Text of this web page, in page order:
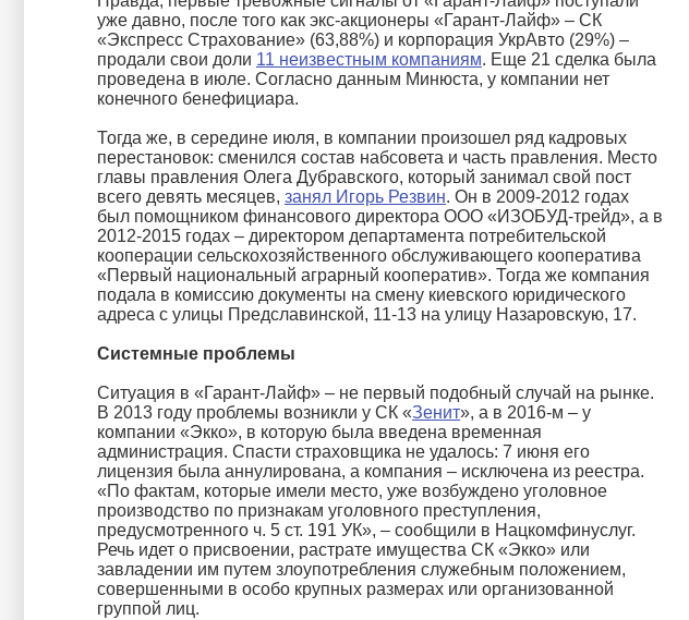
уже давно, после того как экс-акционеры «Гарант-Лайф» – СК
«Экспресс Страхование» (63,88%) и корпорация УкрАвто (29%) –
продали свои доли 11 неизвестным компаниям. Еще 21 сделка была
проведена в июле. Согласно данным Минюста, у компании нет
конечного бенефициара.
Тогда же, в середине июля, в компании произошел ряд кадровых
перестановок: сменился состав набсовета и часть правления. Место
главы правления Олега Дубравского, который занимал свой пост
всего девять месяцев, занял Игорь Резвин. Он в 2009-2012 годах
был помощником финансового директора ООО «ИЗОБУД-трейд», а в
2012-2015 годах – директором департамента потребительской
кооперации сельскохозяйственного обслуживающего кооператива
«Первый национальный аграрный кооператив». Тогда же компания
подала в комиссию документы на смену киевского юридического
адреса с улицы Предславинской, 11-13 на улицу Назаровскую, 17.
Системные проблемы
Ситуация в «Гарант-Лайф» – не первый подобный случай на рынке.
В 2013 году проблемы возникли у СК «Зенит», а в 2016-м – у
компании «Экко», в которую была введена временная
администрация. Спасти страховщика не удалось: 7 июня его
лицензия была аннулирована, а компания – исключена из реестра.
«По фактам, которые имели место, уже возбуждено уголовное
производство по признакам уголовного преступления,
предусмотренного ч. 5 ст. 191 УК», – сообщили в Нацкомфинуслуг.
Речь идет о присвоении, растрате имущества СК «Экко» или
завладении им путем злоупотребления служебным положением,
совершенными в особо крупных размерах или организованной
группой лиц.